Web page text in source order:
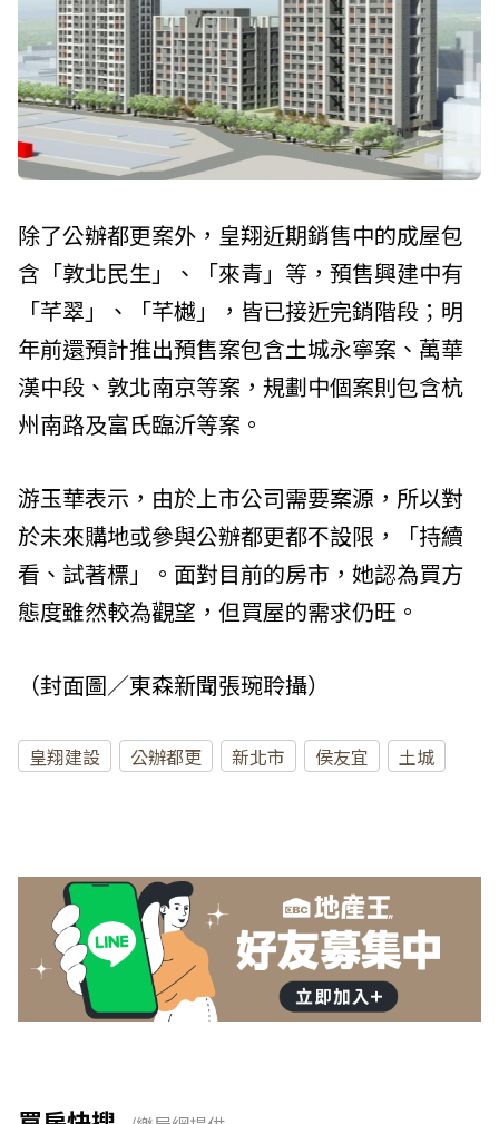
除了公辦都更案外，皇翔近期銷售中的成屋包
含「敦北民生」、「來青」等，預售興建中有
「芊翠」、「芊樾」，皆已接近完銷階段；明
年前還預計推出預售案包含土城永寧案、萬華
漢中段、敦北南京等案，規劃中個案則包含杭
州南路及富氏臨沂等案。
游玉華表示，由於上市公司需要案源，所以對
於未來購地或參與公辦都更都不設限，「持續
看、試著標」。面對目前的房市，她認為買方
態度雖然較為觀望，但買屋的需求仍旺。
（封面圖／東森新聞張琬聆攝）
皇翔建設 公辦都更 新北市 侯友宜 土城